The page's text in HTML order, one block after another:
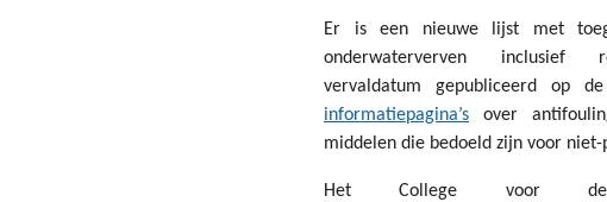
Er is een nieuwe lijst met
onderwaterverven inclusief
vervaldatum gepubliceerd op de
informatiepagina’s over
middelen die bedoeld zijn voor
Het College voor